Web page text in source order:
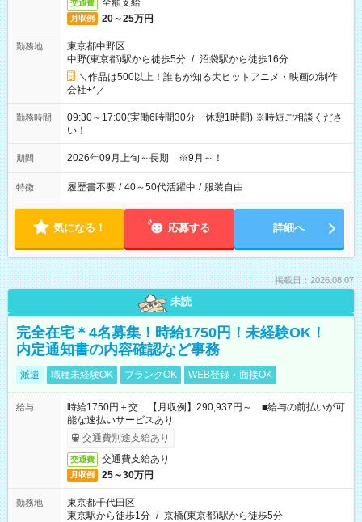
交通費 全額支給
月収例 20～25万円
勤務地
東京都中野区
中野(東京都)駅から徒歩5分 / 沼袋駅から徒歩16分
＼作品は500以上！誰もが知る大ヒットアニメ・映画の制作
会社+*／
勤務時間
09:30～17:00(実働6時間30分 休憩1時間) ※時短ご相談くださ
い！
期間 2026年09月上旬～長期 ※9月～！
特徴 履歴書不要 / 40～50代活躍中 / 服装自由
気になる！ 応募する 詳細へ
掲載日：2026.08.07
未読
完全在宅＊4名募集！時給1750円！未経験OK！
内定通知書の内容確認など事務
派遣 職種未経験OK ブランクOK WEB登録・面接OK
給与
時給1750円＋交 【月収例】290,937円～ ■給与の前払いが可
能な速払いサービスあり
交通費別途支給あり
交通費 交通費支給あり
月収例 25～30万円
勤務地
東京都千代田区
東京駅から徒歩1分 / 京橋(東京都)駅から徒歩5分